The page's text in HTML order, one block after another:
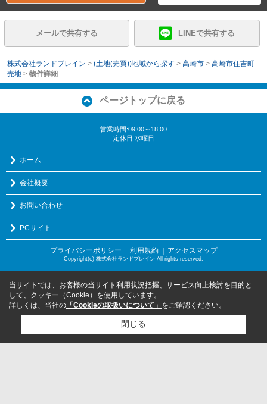
メールで共有する LINEで共有する
株式会社ランドブレイン > (土地(売買))地域から探す > 高崎市 > 高崎市住吉町
売地 > 物件詳細
ページトップに戻る
営業時間:09:00～18:00
定休日:水曜日
ホーム
会社概要
お問い合わせ
PCサイト
プライバシーポリシー ｜ 利用規約 ｜アクセスマップ
Copyright(c) 株式会社ランドブレイン All rights reserved.
当サイトでは、お客様の当サイト利用状況把握、サービス向上検討を目的と
して、クッキー（Cookie）を使用しています。
詳しくは、当社の 「Cookieの取扱いについて」 をご確認ください。
閉じる